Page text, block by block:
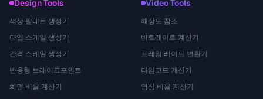
Design Tools
색상 팔레트 생성기
타입 스케일 생성기
간격 스케일 생성기
반응형 브레이크포인트
화면 비율 계산기
Video Tools
해상도 참조
비트레이트 계산기
프레임 레이트 변환기
타임코드 계산기
영상 비율 계산기